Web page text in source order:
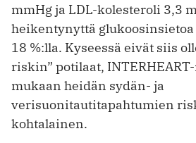
mmHg ja LDL-kolesteroli 3,3
heikentynyttä
18 %:lla. Kyseessä eivät siis
riskin” potilaat,
mukaan heidän sydän- ja
verisuonitautitapahtumien
kohtalainen.